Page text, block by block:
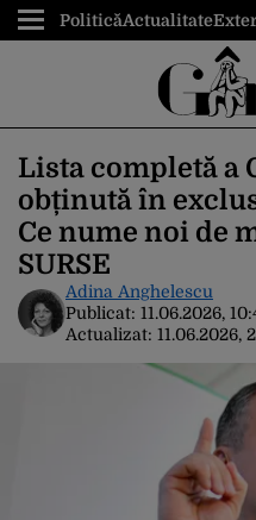
PoliticăActualitate
Lista completă a
obținută în
Ce nume noi de
SURSE
Adina Anghelescu
Publicat: 11.06.2026,
Actualizat: 11.06.2026,